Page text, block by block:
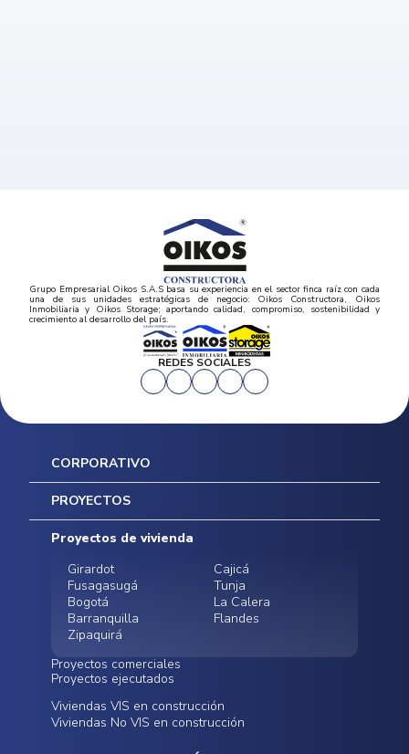
Grupo Empresarial Oikos S.A.S basa su experiencia en el sector finca raíz con cada
una de sus unidades estratégicas de negocio: Oikos Constructora, Oikos
Inmobiliaria y Oikos Storage; aportando calidad, compromiso, sostenibilidad y
crecimiento al desarrollo del país.
REDES SOCIALES
CORPORATIVO
Inicio
Mapa del sitio
Postventas
Contratación Directa
Noticias
PROYECTOS
Proyectos de vivienda
Girardot
Cajicá
Fusagasugá
Tunja
Bogotá
La Calera
Barranquilla
Flandes
Zipaquirá
Proyectos comerciales
Funza
Infinitum Zentral
Bodegas - ALMAX
Centro Comercial
Proyectos ejecutados
Conoce nuestros
proyectos ejecutados
Viviendas VIS en construcción
Viviendas No VIS en construcción